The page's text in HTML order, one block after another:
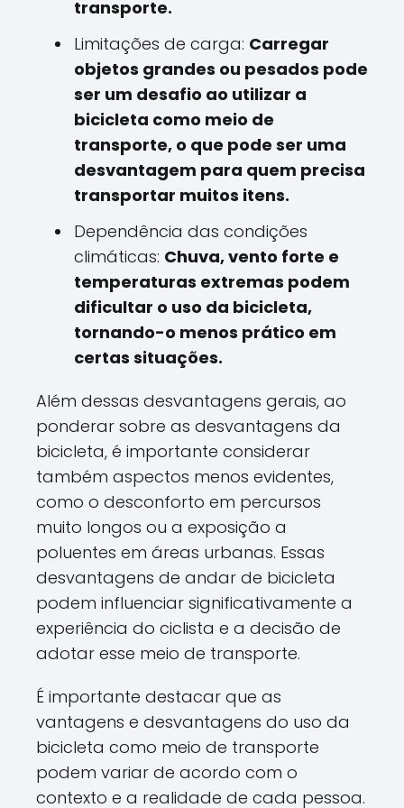
transporte.
Limitações de carga: Carregar
objetos grandes ou pesados pode
ser um desafio ao utilizar a
bicicleta como meio de
transporte, o que pode ser uma
desvantagem para quem precisa
transportar muitos itens.
Dependência das condições
climáticas: Chuva, vento forte e
temperaturas extremas podem
dificultar o uso da bicicleta,
tornando-o menos prático em
certas situações.
Além dessas desvantagens gerais, ao
ponderar sobre as desvantagens da
bicicleta, é importante considerar
também aspectos menos evidentes,
como o desconforto em percursos
muito longos ou a exposição a
poluentes em áreas urbanas. Essas
desvantagens de andar de bicicleta
podem influenciar significativamente a
experiência do ciclista e a decisão de
adotar esse meio de transporte.
É importante destacar que as
vantagens e desvantagens do uso da
bicicleta como meio de transporte
podem variar de acordo com o
contexto e a realidade de cada pessoa.